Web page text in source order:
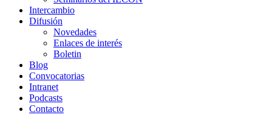
Intercambio
Difusión
Novedades
Enlaces de interés
Boletin
Blog
Convocatorias
Intranet
Podcasts
Contacto